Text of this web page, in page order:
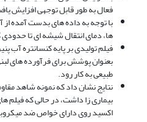
فعال به طور قابل توجهی افزایش
ها، دمای انتقال شیشه ای تا
فیلم تولیدی بر پایه کنسانتره آب
بعنوان پوشش برای فرآورده های
طبیعی به کار رود.
نتایج نشان داد که نمونه شاهد
بیماری زا داشت، در حالی که فیلم
اکسید روی دارای خواص ضد